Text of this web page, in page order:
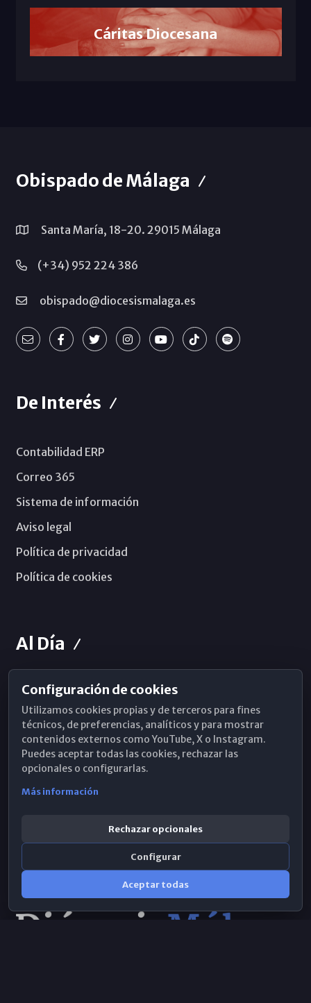
Cáritas Diocesana
Obispado de Málaga
Santa María, 18-20. 29015 Málaga
(+34) 952 224 386
obispado@diocesismalaga.es
De Interés
Contabilidad ERP
Correo 365
Sistema de información
Aviso legal
Política de privacidad
Política de cookies
Al Día
Horarios de Misa
Hemeroteca
WhatsApp
Configuración de cookies
Utilizamos cookies propias y de terceros para fines
técnicos, de preferencias, analíticos y para mostrar
contenidos externos como YouTube, X o Instagram.
Puedes aceptar todas las cookies, rechazar las
opcionales o configurarlas.
Más información
Rechazar opcionales
Configurar
Aceptar todas